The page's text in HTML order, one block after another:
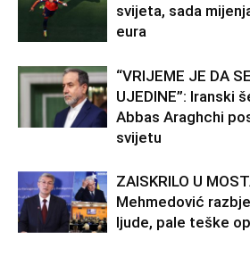
svijeta, sada
eura
“VRIJEME JE DA
UJEDINE”: Iranski
Abbas Araghchi
svijetu
ZAISKRILO U
Mehmedović
ljude, pale teške